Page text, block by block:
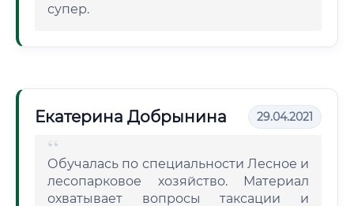
супер.
Екатерина Добрынина 29.04.2021
Обучалась по специальности Лесное и
лесопарковое хозяйство. Материал
охватывает вопросы таксации и